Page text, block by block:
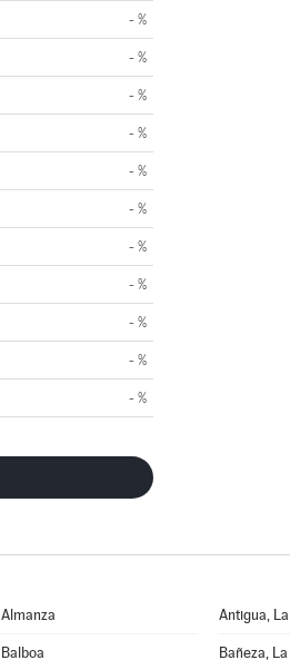
- %
- %
- %
- %
- %
- %
- %
- %
- %
- %
- %
Almanza Antigua, La
Balboa Bañeza, La